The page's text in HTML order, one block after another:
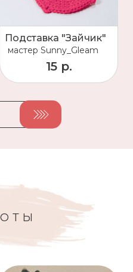
Подставка "Зайчик"
мастер Sunny_Gleam
15 р.